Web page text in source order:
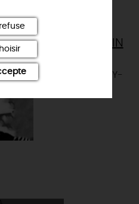
JOHN-FRANKLIN
KOENIG
45340 - NANCRAY-